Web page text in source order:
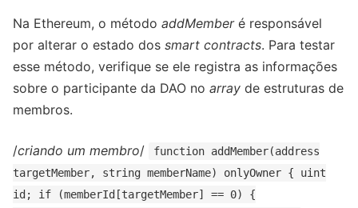
Na Ethereum, o método addMemberé responsável
por alterar o estado dos smart contracts. Para testar
esse método, verifique se ele registra as informações
sobre o participante da DAO no array de estruturas de
membros.
/criando um membro/
function addMember(address
targetMember, string memberName) onlyOwner { uint
id; if (memberId[targetMember] == 0) {